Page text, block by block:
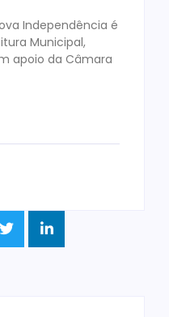
Independência é
Municipal,
apoio da Câmara